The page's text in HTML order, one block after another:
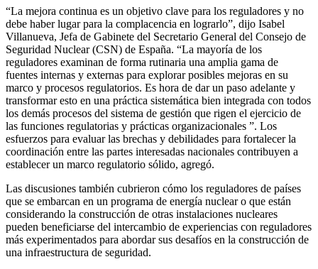
“La mejora continua es un objetivo clave para los reguladores y no
debe haber lugar para la complacencia en lograrlo”, dijo Isabel
Villanueva, Jefa de Gabinete del Secretario General del Consejo de
Seguridad Nuclear (CSN) de España. “La mayoría de los
reguladores examinan de forma rutinaria una amplia gama de
fuentes internas y externas para explorar posibles mejoras en su
marco y procesos regulatorios. Es hora de dar un paso adelante y
transformar esto en una práctica sistemática bien integrada con todos
los demás procesos del sistema de gestión que rigen el ejercicio de
las funciones regulatorias y prácticas organizacionales ”. Los
esfuerzos para evaluar las brechas y debilidades para fortalecer la
coordinación entre las partes interesadas nacionales contribuyen a
establecer un marco regulatorio sólido, agregó.
Las discusiones también cubrieron cómo los reguladores de países
que se embarcan en un programa de energía nuclear o que están
considerando la construcción de otras instalaciones nucleares
pueden beneficiarse del intercambio de experiencias con reguladores
más experimentados para abordar sus desafíos en la construcción de
una infraestructura de seguridad.